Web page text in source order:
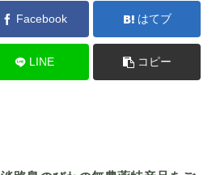
Facebook はてブ
LINE コピー